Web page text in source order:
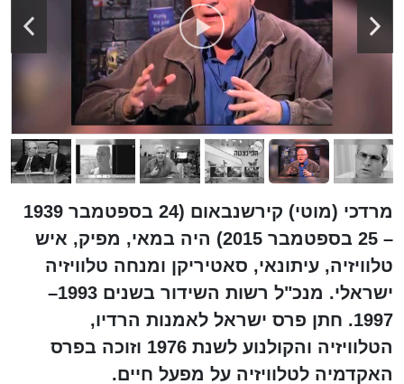
מרדכי (מוטי) קירשנבאום (24 בספטמבר 1939
– 25 בספטמבר 2015) היה במאי, מפיק, איש
טלוויזיה, עיתונאי, סאטיריקן ומנחה טלוויזיה
ישראלי. מנכ"ל רשות השידור בשנים 1993–
1997. חתן פרס ישראל לאמנות הרדיו,
הטלוויזיה והקולנוע לשנת 1976 וזוכה בפרס
האקדמיה לטלוויזיה על מפעל חיים.